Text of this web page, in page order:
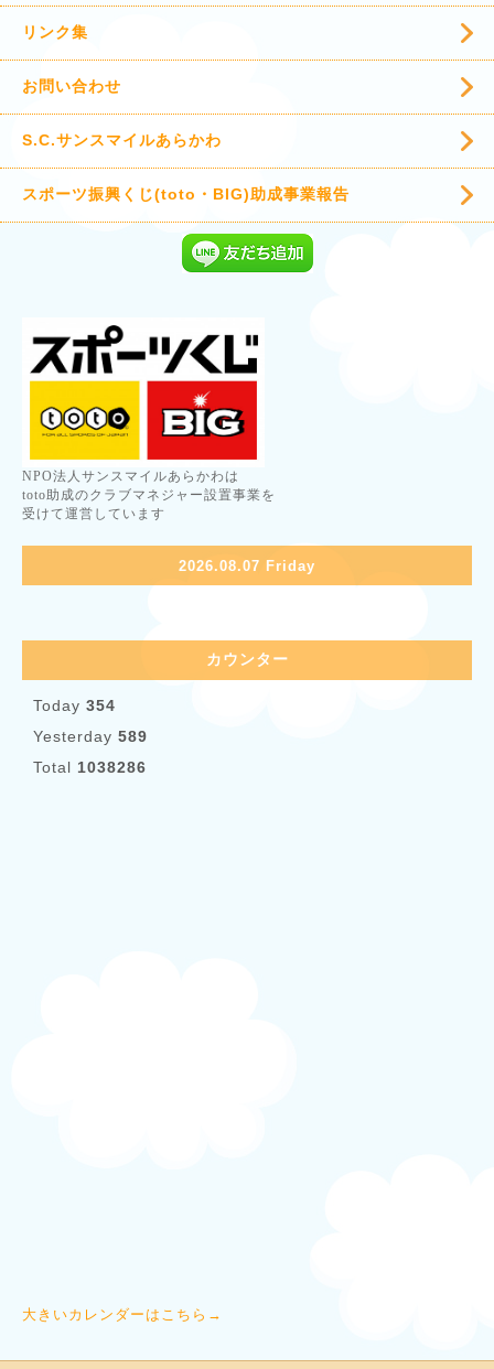
リンク集
お問い合わせ
S.C.サンスマイルあらかわ
スポーツ振興くじ(toto・BIG)助成事業報告
NPO法人サンスマイルあらかわは
toto助成のクラブマネジャー設置事業を
受けて運営しています
2026.08.07 Friday
カウンター
Today 354
Yesterday 589
Total 1038286
大きいカレンダーはこちら→